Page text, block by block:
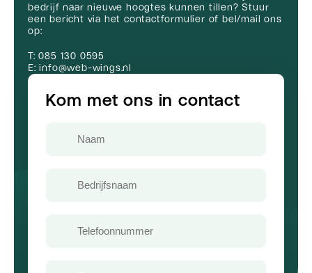
Kom met ons in contact
bedrijf naar nieuwe hoogtes kunnen tillen? Stuur
een bericht via het contactformulier of bel/mail ons
op:
T: 085 130 0595
E: info@web-wings.nl